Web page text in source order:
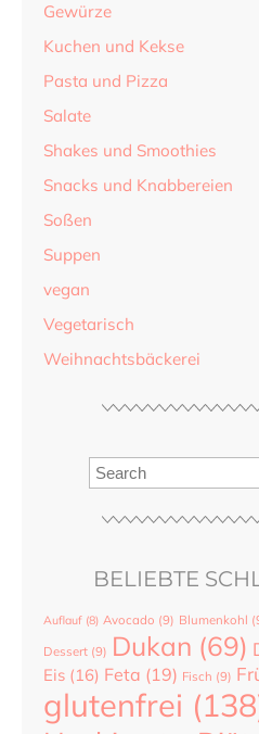
Gewürze
Kuchen und Kekse
Pasta und Pizza
Salate
Shakes und Smoothies
Snacks und Knabbereien
Soßen
Suppen
vegan
Vegetarisch
Weihnachtsbäckerei
BELIEBTE
Auflauf (8) Avocado (9) Blumenkohl
Dessert (9) Dukan (69)
Eis (16) Feta (19) Fisch (9)
glutenfrei